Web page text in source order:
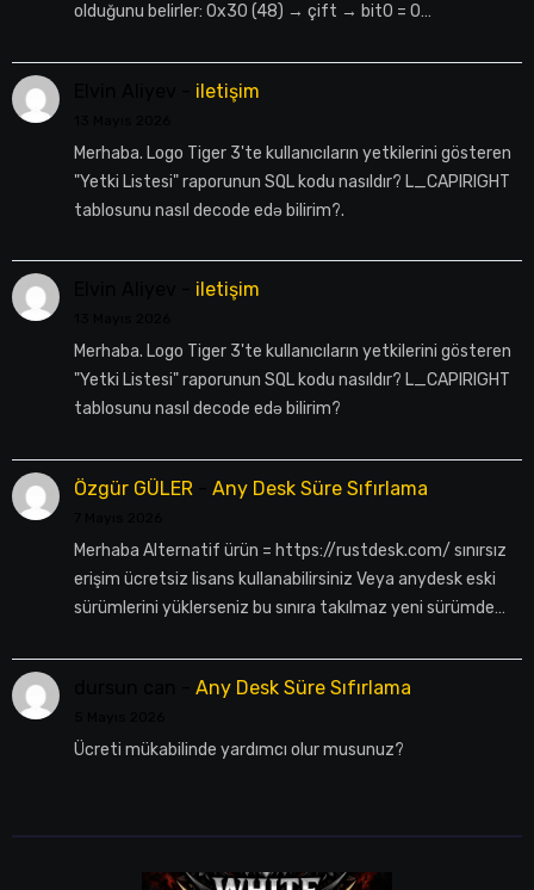
olduğunu belirler: 0x30 (48) → çift → bit0 = 0…
iletişim
Merhaba. Logo Tiger 3'te kullanıcıların yetkilerini gösteren
"Yetki Listesi" raporunun SQL kodu nasıldır? L_CAPIRIGHT
tablosunu nasıl decode edə bilirim?.
iletişim
Merhaba. Logo Tiger 3'te kullanıcıların yetkilerini gösteren
"Yetki Listesi" raporunun SQL kodu nasıldır? L_CAPIRIGHT
tablosunu nasıl decode edə bilirim?
Özgür GÜLER- Any Desk Süre Sıfırlama
Merhaba Alternatif ürün = https://rustdesk.com/ sınırsız
erişim ücretsiz lisans kullanabilirsiniz Veya anydesk eski
sürümlerini yüklerseniz bu sınıra takılmaz yeni sürümde…
Any Desk Süre Sıfırlama
Ücreti mükabilinde yardımcı olur musunuz?